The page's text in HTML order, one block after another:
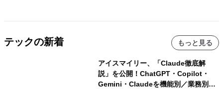
テックの新着 もっと見る
アイスマイリー、「Claude徹底解
説」を公開！ChatGPT・Copilot・
Gemini・Claudeを機能別／業務別に